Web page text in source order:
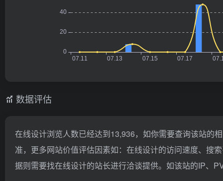
数据评估
在线设计浏览人数已经达到13,936，如你需要查询该站的
准，更多网站价值评估因素如：在线设计的访问速度、搜
据则需要找在线设计的站长进行洽谈提供。如该站的IP、